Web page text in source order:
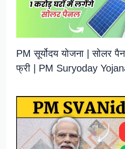
PM सूर्योदय योजना | सोलर
फ्री | PM Suryoday